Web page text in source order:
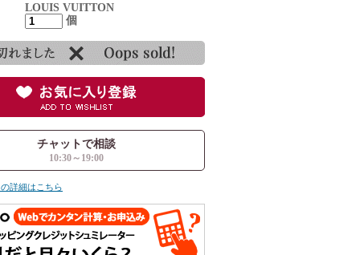
LOUIS VUITTON
個
チャットで相談
10:30～19:00
詳細はこちら